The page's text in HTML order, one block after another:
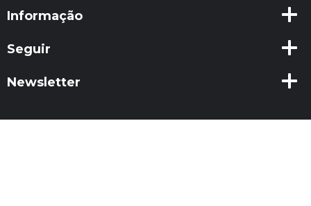
Informação
Seguir
Newsletter